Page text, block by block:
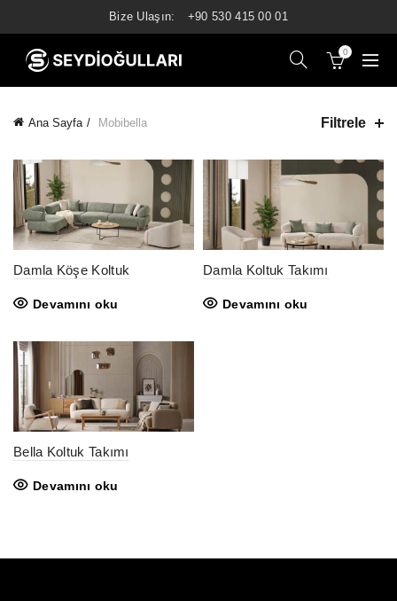
Bize Ulaşın: +90 530 415 00 01
0
Ana Sayfa Mobibella Filtrele
Damla Köşe Koltuk
Devamını oku
Damla Koltuk Takımı
Devamını oku
Bella Koltuk Takımı
Devamını oku